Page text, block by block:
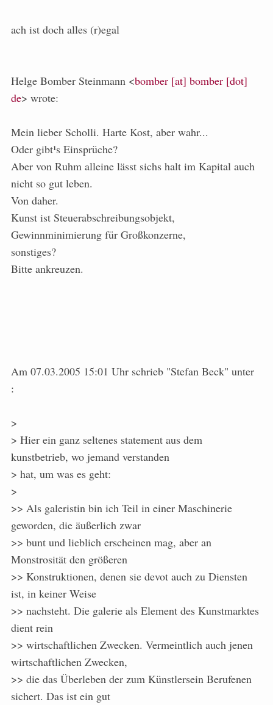
ach ist doch alles (r)egal
Helge Bomber Steinmann <bomber [at] bomber [dot]
de> wrote:
Mein lieber Scholli. Harte Kost, aber wahr...
Oder gibt¹s Einsprüche?
Aber von Ruhm alleine lässt sichs halt im Kapital auch
nicht so gut leben.
Von daher.
Kunst ist Steuerabschreibungsobjekt,
Gewinnminimierung für Großkonzerne,
sonstiges?
Bitte ankreuzen.
Am 07.03.2005 15:01 Uhr schrieb "Stefan Beck" unter
:
>
> Hier ein ganz seltenes statement aus dem
kunstbetrieb, wo jemand verstanden
> hat, um was es geht:
>
>> Als galeristin bin ich Teil in einer Maschinerie
geworden, die äußerlich zwar
>> bunt und lieblich erscheinen mag, aber an
Monstrosität den größeren
>> Konstruktionen, denen sie devot auch zu Diensten
ist, in keiner Weise
>> nachsteht. Die galerie als Element des Kunstmarktes
dient rein
>> wirtschaftlichen Zwecken. Vermeintlich auch jenen
wirtschaftlichen Zwecken,
>> die das Überleben der zum Künstlersein Berufenen
sichert. Das ist ein gut